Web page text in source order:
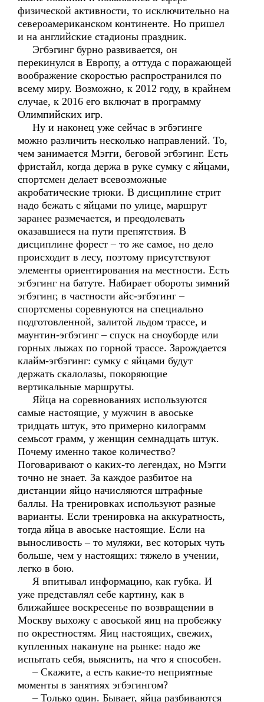
физической активности, то исключительно на
североамериканском континенте. Но пришел
и на английские стадионы праздник.
Эгбэгинг бурно развивается, он
перекинулся в Европу, а оттуда с поражающей
воображение скоростью распространился по
всему миру. Возможно, к 2012 году, в крайнем
случае, к 2016 его включат в программу
Олимпийских игр.
Ну и наконец уже сейчас в эгбэгинге
можно различить несколько направлений. То,
чем занимается Мэгги, беговой эгбэгинг. Есть
фристайл, когда держа в руке сумку с яйцами,
спортсмен делает всевозможные
акробатические трюки. В дисциплине стрит
надо бежать с яйцами по улице, маршрут
заранее размечается, и преодолевать
оказавшиеся на пути препятствия. В
дисциплине форест – то же самое, но дело
происходит в лесу, поэтому присутствуют
элементы ориентирования на местности. Есть
эгбэгинг на батуте. Набирает обороты зимний
эгбэгинг, в частности айс-эгбэгинг –
спортсмены соревнуются на специально
подготовленной, залитой льдом трассе, и
маунтин-эгбэгинг – спуск на сноуборде или
горных лыжах по горной трассе. Зарождается
клайм-эгбэгинг: сумку с яйцами будут
держать скалолазы, покоряющие
вертикальные маршруты.
Яйца на соревнованиях используются
самые настоящие, у мужчин в авоське
тридцать штук, это примерно килограмм
семьсот грамм, у женщин семнадцать штук.
Почему именно такое количество?
Поговаривают о каких-то легендах, но Мэгги
точно не знает. За каждое разбитое на
дистанции яйцо начисляются штрафные
баллы. На тренировках используют разные
варианты. Если тренировка на аккуратность,
тогда яйца в авоське настоящие. Если на
выносливость – то муляжи, вес которых чуть
больше, чем у настоящих: тяжело в учении,
легко в бою.
Я впитывал информацию, как губка. И
уже представлял себе картину, как в
ближайшее воскресенье по возвращении в
Москву выхожу с авоськой яиц на пробежку
по окрестностям. Яиц настоящих, свежих,
купленных накануне на рынке: надо же
испытать себя, выяснить, на что я способен.
– Скажите, а есть какие-то неприятные
моменты в занятиях эгбэгингом?
– Только один. Бывает, яйца разбиваются